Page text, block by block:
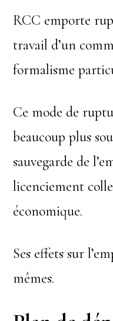
RCC emporte
travail d’un
formalisme
Ce mode de
beaucoup plus
sauvegarde de
licenciement
économique.
Ses effets sur
mêmes.